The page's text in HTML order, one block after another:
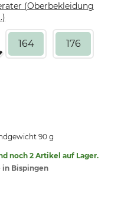
(Oberbekleidung
164 176
90 g
noch 2 Artikel auf Lager.
in Bispingen